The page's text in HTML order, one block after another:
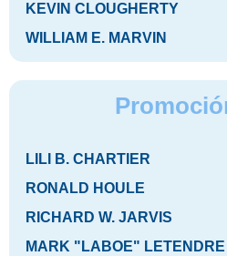
KEVIN CLOUGHERTY
WILLIAM E. MARVIN
LILI B. CHARTIER
RONALD HOULE
RICHARD W. JARVIS
MARK "LABOE" LETENDRE